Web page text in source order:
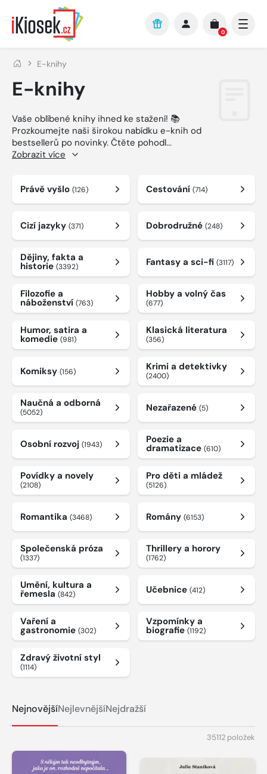
Přejít na hlavní obsah
0
E-knihy
E-knihy
Vaše oblíbené knihy ihned ke stažení! 📚
Prozkoumejte naši širokou nabídku e-knih od
bestsellerů po novinky. Čtěte pohodl...
Zobrazit více
Právě vyšlo (126) Cestování (714)
Cizí jazyky (371) Dobrodružné (248)
Dějiny, fakta a
historie (3392) Fantasy a sci-fi (3117)
Filozofie a
náboženství (763)
Hobby a volný čas
(677)
Humor, satira a
komedie (981)
Klasická literatura
(356)
Komiksy (156) Krimi a detektivky
(2400)
Naučná a odborná
(5052) Nezařazené (5)
Osobní rozvoj (1943) Poezie a
dramatizace (610)
Povídky a novely
(2108)
Pro děti a mládež
(5126)
Romantika (3468) Romány (6153)
Společenská próza
(1337)
Thrillery a horory
(1762)
Umění, kultura a
řemesla (842) Učebnice (412)
Vaření a
gastronomie (302)
Vzpomínky a
biografie (1192)
Zdravý životní styl
(1114)
NejnovějšíNejlevnějšíNejdražší
35112 položek